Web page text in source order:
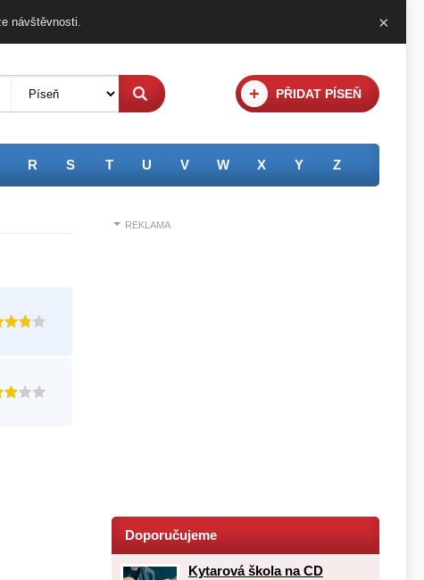
návštěvnosti. ×
+ PŘIDAT PÍSEŇ
R S T U V W X Y Z
REKLAMA
Doporučujeme
Kytarová škola na CD